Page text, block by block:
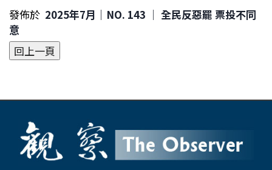
發佈於 2025年7月｜NO. 143 │ 全民反惡罷 票投不同
意